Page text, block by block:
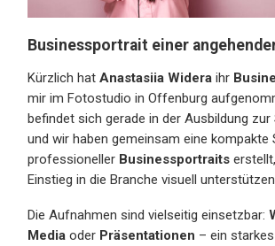
Businessportrait einer
Kürzlich hatAnastasiia Widera ihr
mir im Fotostudio in Offenburg
befindet sich gerade in der Ausbildung zur
und wir haben gemeinsam eine kompakte
professioneller Businessportraits
Einstieg in die Branche visuell
Die Aufnahmen sind vielseitig einsetzbar:
Media oder Präsentationen – ein